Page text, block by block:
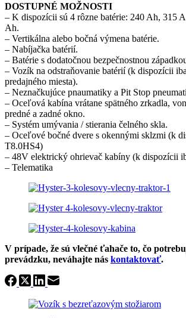
DOSTUPNÉ MOŽNOSTI
– K dispozícii sú 4 rôzne batérie: 240 Ah, 315
Ah.
– Vertikálna alebo bočná výmena batérie.
– Nabíjačka batérií.
– Batérie s dodatočnou bezpečnostnou
– Vozík na odstraňovanie batérií (k dispozícii
predajného miesta).
– Neznačkujúce pnaumatiky a Pit Stop
– Oceľová kabína vrátane spätného zrkadla,
predné a zadné okno.
– Systém umývania / stierania čelného skla.
– Oceľové bočné dvere s okennými sklzmi (k
T8.0HS4)
– 48V elektrický ohrievač kabíny (k dispozícii
– Telematika
V prípade, že sú vlečné ťahače to, čo
prevádzku, neváhajte nás kontaktovať.